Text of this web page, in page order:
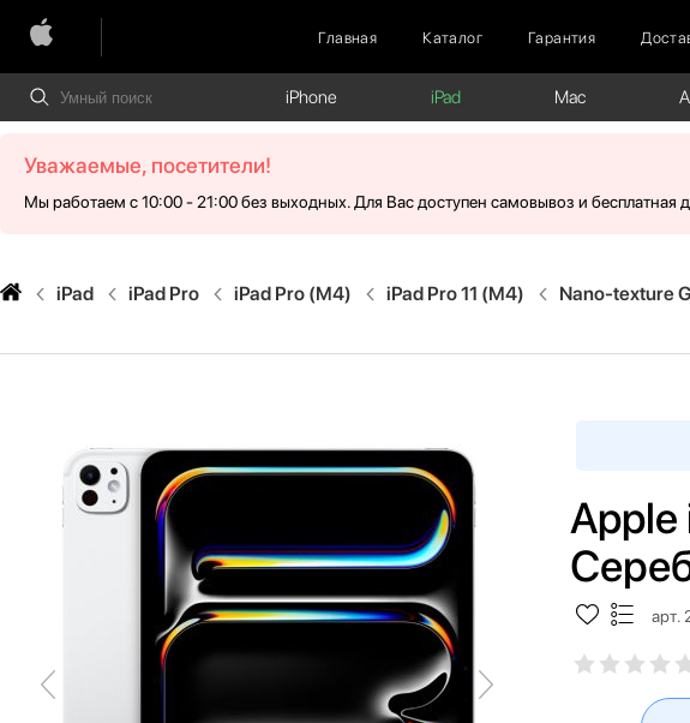
Главная Каталог Гарантия
iPhone iPad Mac
Уважаемые, посетители!
Мы работаем с 10:00 - 21:00 без выходных. Для Вас доступен самовывоз и бесплатная
iPad iPad Pro iPad Pro (M4) iPad Pro 11 (M4) Nano-texture
Apple
арт.